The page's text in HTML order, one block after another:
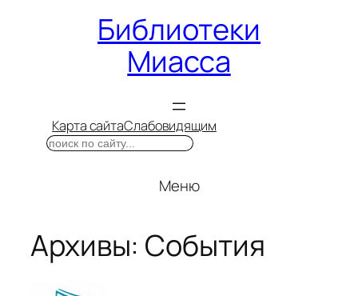
Библиотеки
Миасса
Карта сайтаСлабовидящим
Поиск
Меню
Архивы: События